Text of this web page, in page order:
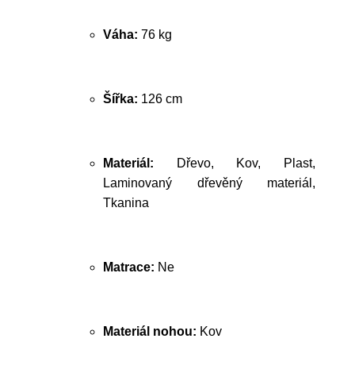
Váha: 76 kg
Šířka: 126 cm
Materiál: Dřevo, Kov, Plast,
Laminovaný dřevěný materiál,
Tkanina
Matrace: Ne
Materiál nohou: Kov